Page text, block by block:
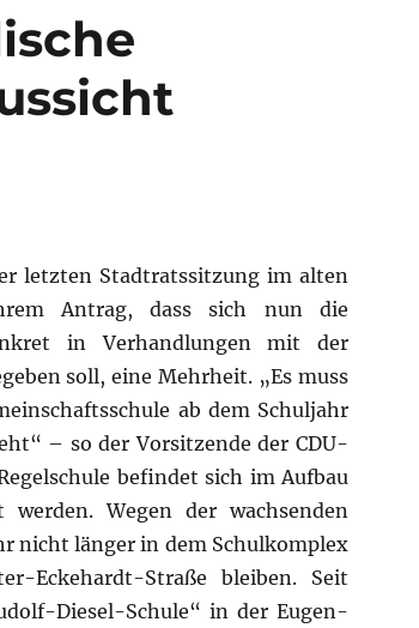
letzten Stadtratssitzung im alten
Antrag, dass sich nun die
in Verhandlungen mit der
soll, eine Mehrheit. „Es muss
ab dem Schuljahr
– so der Vorsitzende der CDU-
befindet sich im Aufbau
Wegen der wachsenden
nicht länger in dem Schulkomplex
Eckehardt-Straße bleiben. Seit
Diesel-Schule“ in der Eugen-